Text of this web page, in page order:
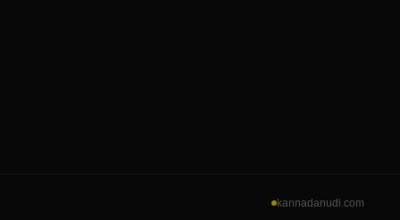
kannadanudi.com